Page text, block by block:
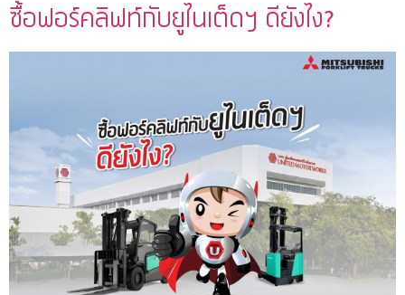
ซื้อฟอร์คลิฟท์กับยูไนเต็ดฯ ดียังไง?